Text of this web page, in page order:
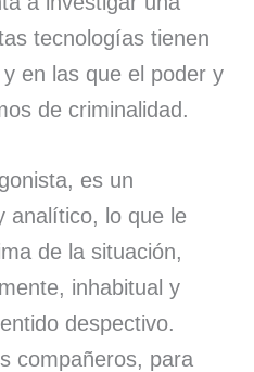
tecnologías tienen
en las que el poder y
de criminalidad.
es un
analítico, lo que le
de la situación,
inhabitual y
despectivo.
compañeros, para